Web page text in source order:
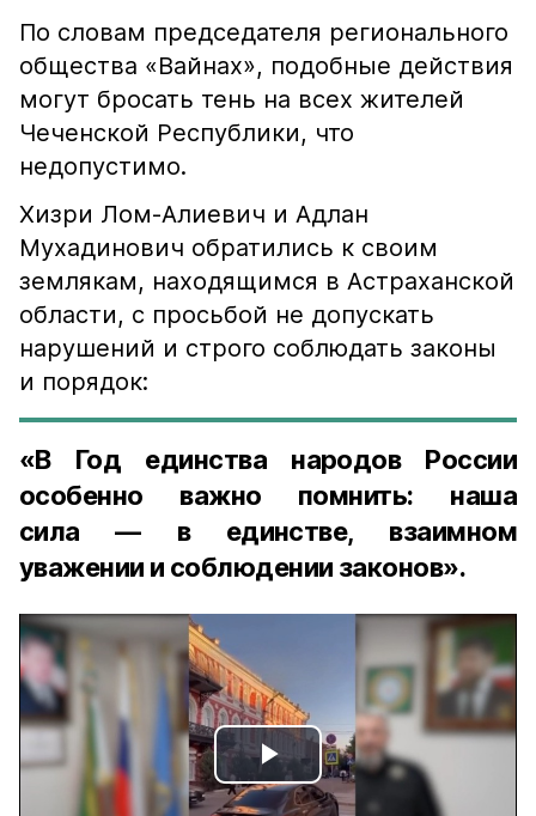
По словам председателя регионального
общества «Вайнах», подобные действия
могут бросать тень на всех жителей
Чеченской Республики, что
недопустимо.
Хизри Лом-Алиевич и Адлан
Мухадинович обратились к своим
землякам, находящимся в Астраханской
области, с просьбой не допускать
нарушений и строго соблюдать законы
и порядок:
«В Год единства народов России
особенно важно помнить: наша
сила — в единстве, взаимном
уважении и соблюдении законов».
Play